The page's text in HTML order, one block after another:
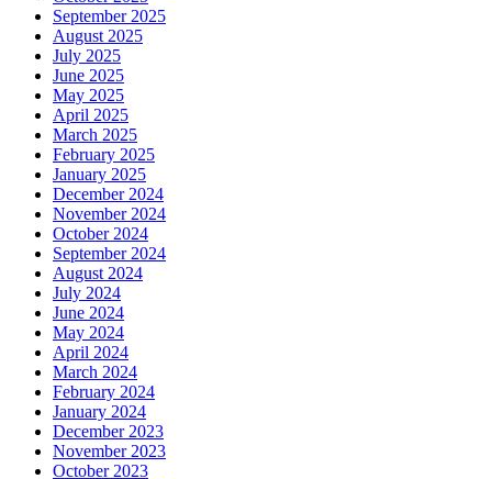
September 2025
August 2025
July 2025
June 2025
May 2025
April 2025
March 2025
February 2025
January 2025
December 2024
November 2024
October 2024
September 2024
August 2024
July 2024
June 2024
May 2024
April 2024
March 2024
February 2024
January 2024
December 2023
November 2023
October 2023